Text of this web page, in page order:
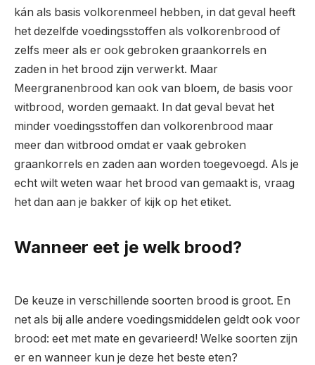
kán als basis volkorenmeel hebben, in dat geval heeft
het dezelfde voedingsstoffen als volkorenbrood of
zelfs meer als er ook gebroken graankorrels en
zaden in het brood zijn verwerkt. Maar
Meergranenbrood kan ook van bloem, de basis voor
witbrood, worden gemaakt. In dat geval bevat het
minder voedingsstoffen dan volkorenbrood maar
meer dan witbrood omdat er vaak gebroken
graankorrels en zaden aan worden toegevoegd. Als je
echt wilt weten waar het brood van gemaakt is, vraag
het dan aan je bakker of kijk op het etiket.
Wanneer eet je welk brood?
De keuze in verschillende soorten brood is groot. En
net als bij alle andere voedingsmiddelen geldt ook voor
brood: eet met mate en gevarieerd! Welke soorten zijn
er en wanneer kun je deze het beste eten?